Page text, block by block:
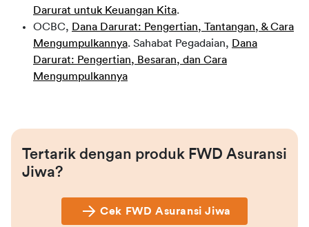
Darurat untuk Keuangan Kita.
OCBC, Dana Darurat: Pengertian, Tantangan, & Cara
Mengumpulkannya. Sahabat Pegadaian, Dana
Darurat: Pengertian, Besaran, dan Cara
Mengumpulkannya
Tertarik dengan produk FWD Asuransi
Jiwa?
Cek FWD Asuransi Jiwa